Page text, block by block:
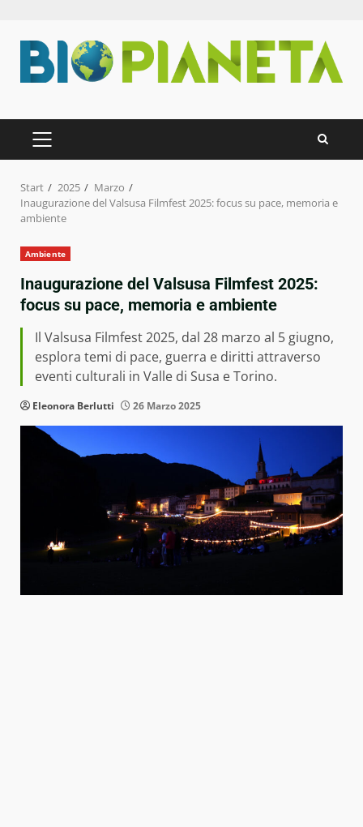
Inhalt
springen
PRIMÄRES
MENÜ
Start 2025
Marzo
Inaugurazione del Valsusa Filmfest 2025: focus su pace, memoria e
ambiente
Ambiente
Inaugurazione del Valsusa Filmfest 2025:
focus su pace, memoria e ambiente
Il Valsusa Filmfest 2025, dal 28 marzo al 5 giugno,
esplora temi di pace, guerra e diritti attraverso
eventi culturali in Valle di Susa e Torino.
Eleonora Berlutti 26 Marzo 2025